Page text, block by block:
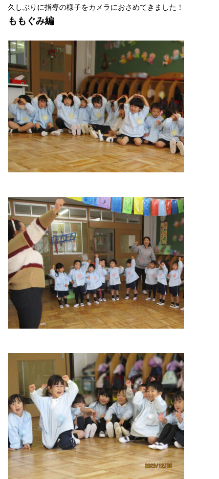
久しぶりに指導の様子をカメラにおさめてきました！
ももぐみ編